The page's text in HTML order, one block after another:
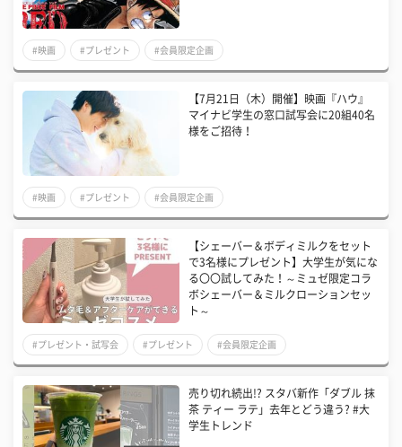
#映画 #プレゼント #会員限定企画
【7月21日（木）開催】映画『ハウ』
マイナビ学生の窓口試写会に20組40名
様をご招待！
#映画 #プレゼント #会員限定企画
【シェーバー＆ボディミルクをセット
で3名様にプレゼント】大学生が気にな
る〇〇試してみた！～ミュゼ限定​コラ
ボシェーバー＆ミルクローションセッ
ト～
#プレゼント・試写会 #プレゼント #会員限定企画
売り切れ続出!? スタバ新作「ダブル 抹
茶 ティー ラテ」去年とどう違う? #大
学生トレンド